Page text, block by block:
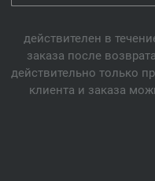
действителен в
заказа после
действительно только
клиента и заказа